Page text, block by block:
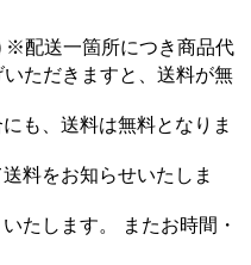
※配送一箇所につき商品代
ただきますと、送料が無
も、送料は無料となりま
料をお知らせいたしま
たします。 またお時間・